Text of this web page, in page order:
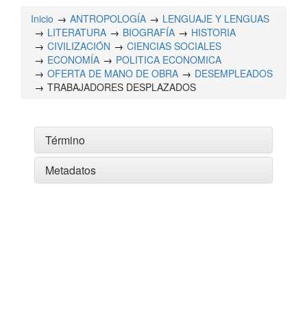
Inicio ANTROPOLOGÍA
LENGUAJE Y LENGUAS
LITERATURA
BIOGRAFÍA
HISTORIA
CIVILIZACIÓN
CIENCIAS SOCIALES
ECONOMÍA
POLITICA ECONOMICA
OFERTA DE MANO DE OBRA
DESEMPLEADOS
TRABAJADORES DESPLAZADOS
Término
Metadatos